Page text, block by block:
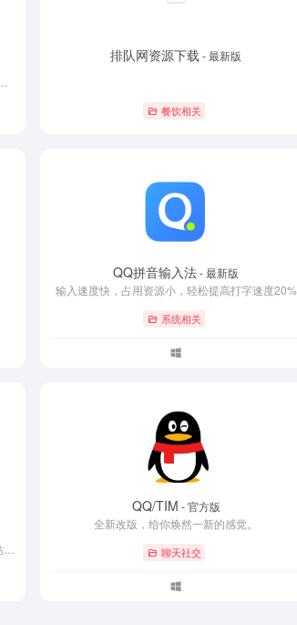
排队网资源下载- 最新版
餐饮相关
QQ拼音输入法- 最新版
输入速度快，占用资源小，轻松提高打字速度20%
系统相关
QQ/TIM - 官方版
全新改版，给你焕然一新的感觉。
聊天社交